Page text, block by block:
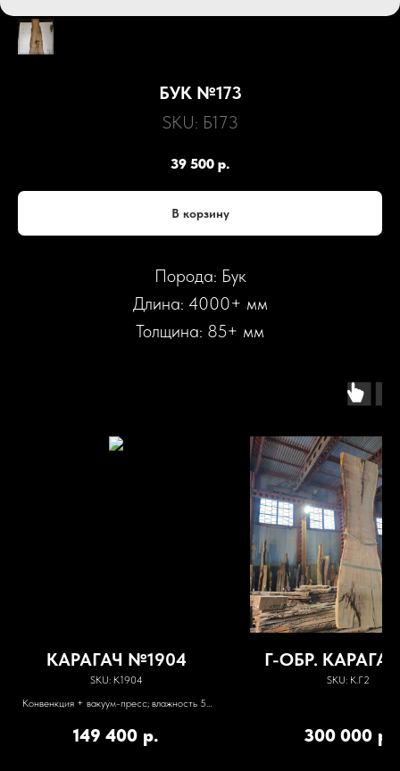
БУК №173
SKU: Б173
39 500 р.
В корзину
Порода: Бук
Длина: 4000+ мм
Толщина: 85+ мм
КАРАГАЧ №1904
SKU: К1904
Конвенкция + вакуум-пресс; влажность 5-
149 400 р.
Г-ОБР.
SKU: К.Г2
300 000 р.